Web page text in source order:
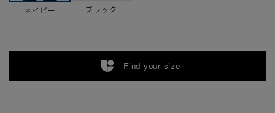
ネイビー ブラック
Find your size